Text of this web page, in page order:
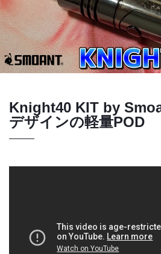
Knight40 KIT by
デザインの軽量POD